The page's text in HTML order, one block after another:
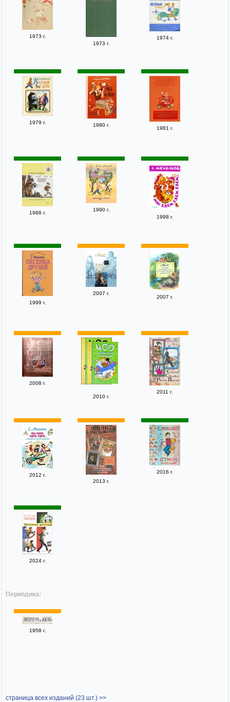
1973 г.
1973 г.
1974 г.
1979 г. 1980 г.
1981 г.
1988 г.
1990 г.
1998 г.
1999 г.
2007 г.
2007 г.
2008 г.
2010 г.
2011 г.
2012 г.
2013 г.
2016 г.
2024 г.
Периодика:
1958 г.
страница всех изданий (23 шт.) >>